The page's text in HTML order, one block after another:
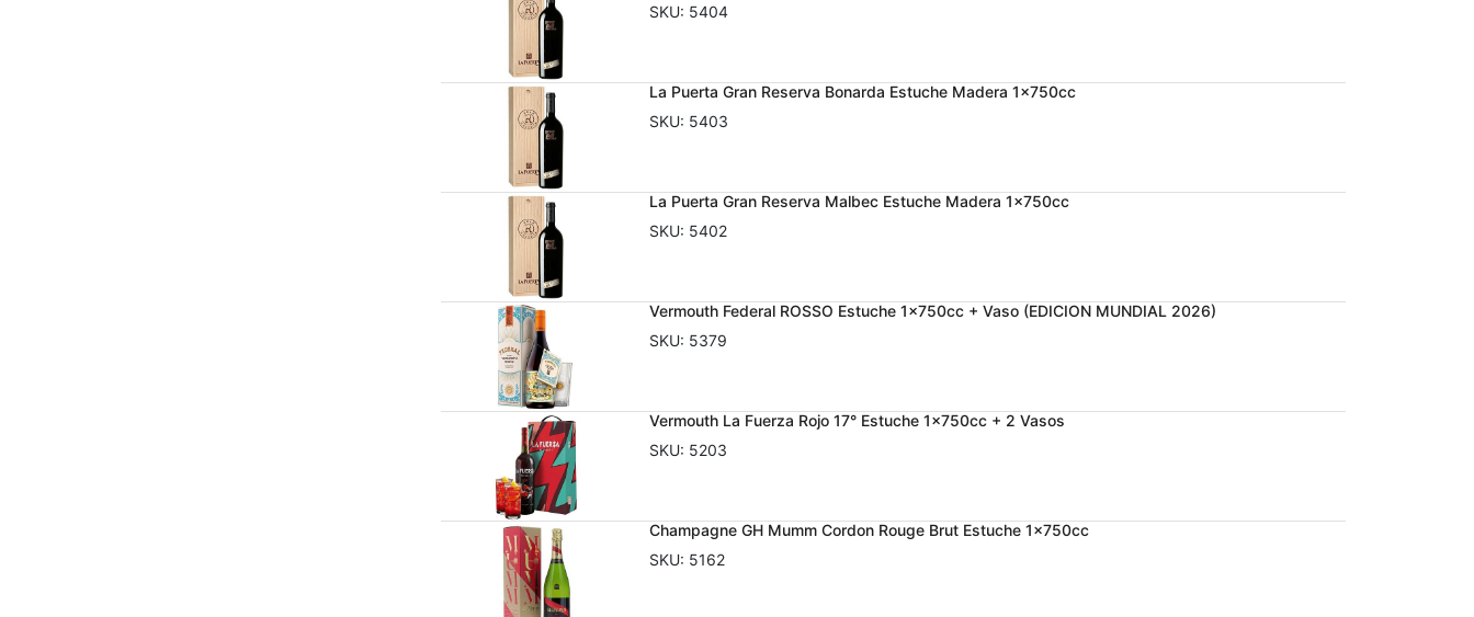
SKU: 5404
La Puerta Gran Reserva Bonarda Estuche Madera 1x750cc
SKU: 5403
La Puerta Gran Reserva Malbec Estuche Madera 1x750cc
SKU: 5402
Vermouth Federal ROSSO Estuche 1x750cc + Vaso (EDICION MUNDIAL 2026)
SKU: 5379
Vermouth La Fuerza Rojo 17° Estuche 1x750cc + 2 Vasos
SKU: 5203
Champagne GH Mumm Cordon Rouge Brut Estuche 1x750cc
SKU: 5162